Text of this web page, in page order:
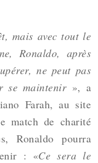
mais avec tout le
Ronaldo, après
ne peut pas
se maintenir », a
Farah, au site
match de charité
Ronaldo pourra
: «Ce sera le